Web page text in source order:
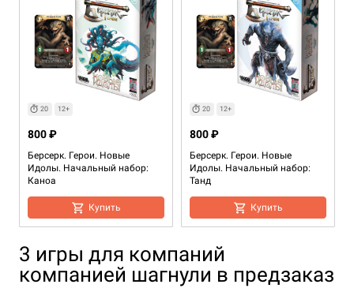
20 12+
Берсерк. Герои. Новые
Идолы. Начальный набор:
Каноа
800 ₽
Купить
20 12+
Берсерк. Герои. Новые
Идолы. Начальный набор:
Танд
800 ₽
Купить
3 игры для компаний
компанией шагнули в предзаказ